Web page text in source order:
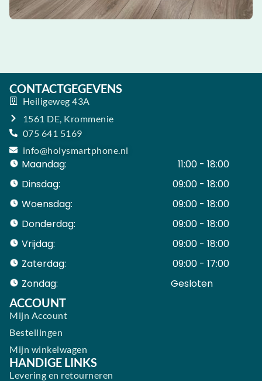
CONTACTGEGEVENS
Heiligeweg 43A
1561 DE, Krommenie
075 641 5169
info@holysmartphone.nl
Maandag:
11:00 - 18:00
Dinsdag:
09:00 - 18:00
Woensdag:
09:00 - 18:00
Donderdag:
09:00 - 18:00
Vrijdag:
09:00 - 18:00
Zaterdag:
09:00 - 17:00
Zondag:
Gesloten ​ ​ ​ ​ ​ ​ ​
ACCOUNT
Mijn Account
Bestellingen
Mijn winkelwagen
HANDIGE LINKS
Levering en retourneren